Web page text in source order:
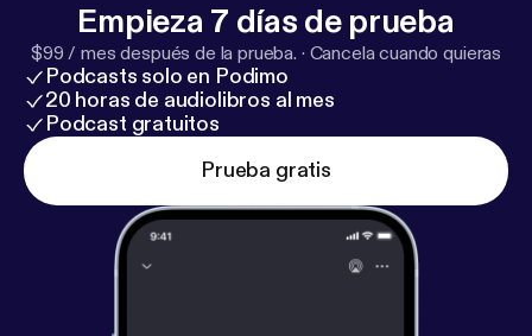
Empieza 7 días de prueba
$99 / mes después de la prueba. · Cancela cuando quieras
Podcasts solo en Podimo
20 horas de audiolibros al mes
Podcast gratuitos
Prueba gratis